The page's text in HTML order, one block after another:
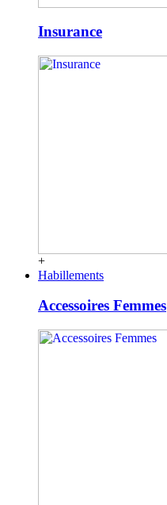
Insurance
+
Habillements
Accessoires Femmes